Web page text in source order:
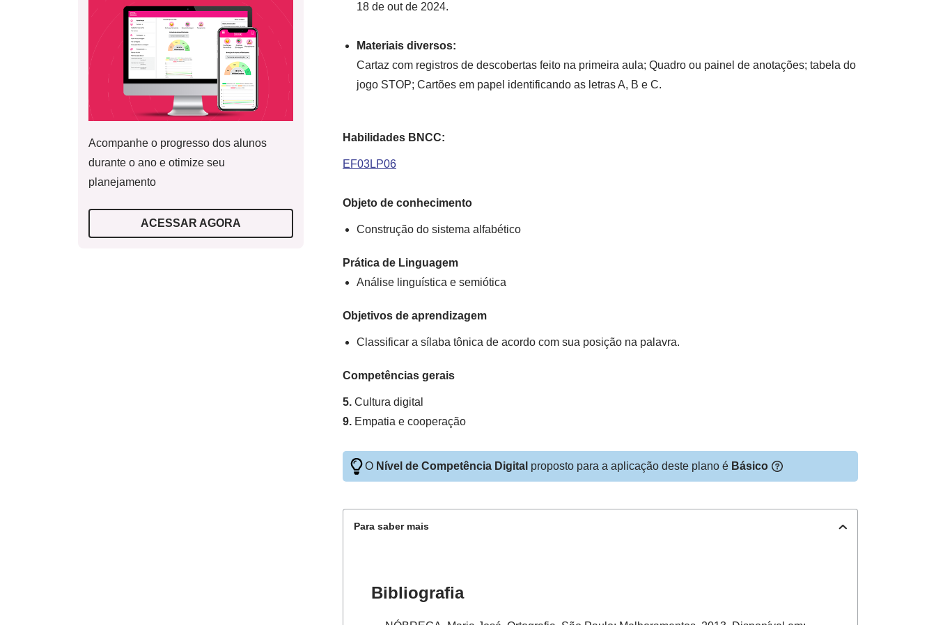
Acompanhe o progresso dos alunos
durante o ano e otimize seu
planejamento
ACESSAR AGORA
18 de out de 2024.
Materiais diversos:
Cartaz com registros de descobertas feito na primeira aula; Quadro ou painel de anotações; tabela do
jogo STOP; Cartões em papel identificando as letras A, B e C.
Habilidades BNCC:
EF03LP06
Objeto de conhecimento
Construção do sistema alfabético
Prática de Linguagem
Análise linguística e semiótica
Objetivos de aprendizagem
Classificar a sílaba tônica de acordo com sua posição na palavra.
Competências gerais
5. Cultura digital
9. Empatia e cooperação
O Nível de Competência Digital proposto para a aplicação deste plano é Básico
Para saber mais
Bibliografia